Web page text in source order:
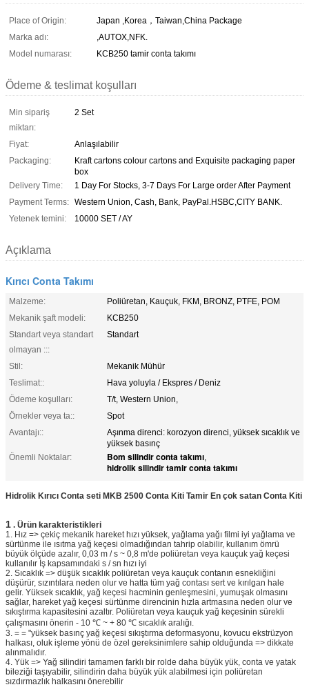
Place of Origin:
Japan ,Korea，Taiwan,China Package
Marka adı:
,AUTOX,NFK.
Model numarası:
KCB250 tamir conta takımı
Ödeme & teslimat koşulları
Min sipariş
miktarı:
2 Set
Fiyat:
Anlaşılabilir
Packaging:
Kraft cartons colour cartons and Exquisite packaging paper
box
Delivery Time:
1 Day For Stocks, 3-7 Days For Large order After Payment
Payment Terms: Western Union, Cash, Bank, PayPal.HSBC,CITY BANK.
Yetenek temini:
10000 SET / AY
Açıklama
Kırıcı Conta Takımı
Malzeme:
Poliüretan, Kauçuk, FKM, BRONZ, PTFE, POM
Mekanik şaft modeli:
KCB250
Standart veya standart
olmayan :::
Standart
Stil:
Mekanik Mühür
Teslimat::
Hava yoluyla / Ekspres / Deniz
Ödeme koşulları:
T/t, Western Union,
Örnekler veya ta::
Spot
Avantajı::
Aşınma direnci: korozyon direnci, yüksek sıcaklık ve
yüksek basınç
Önemli Noktalar:
Bom silindir conta takımı,
hidrolik silindir tamir conta takımı
Hidrolik Kırıcı Conta seti MKB 2500 Conta Kiti Tamir En çok satan Conta Kiti
1 . Ürün karakteristikleri
1. Hız => çekiç mekanik hareket hızı yüksek, yağlama yağı filmi iyi yağlama ve
sürtünme ile ısıtma yağ keçesi olmadığından tahrip olabilir, kullanım ömrü
büyük ölçüde azalır, 0,03 m / s ~ 0,8 m'de poliüretan veya kauçuk yağ keçesi
kullanılır İş kapsamındaki s / sn hızı iyi
2. Sıcaklık => düşük sıcaklık poliüretan veya kauçuk contanın esnekliğini
düşürür, sızıntılara neden olur ve hatta tüm yağ contası sert ve kırılgan hale
gelir. Yüksek sıcaklık, yağ keçesi hacminin genleşmesini, yumuşak olmasını
sağlar, hareket yağ keçesi sürtünme direncinin hızla artmasına neden olur ve
sıkıştırma kapasitesini azaltır. Poliüretan veya kauçuk yağ keçesinin sürekli
çalışmasını önerin - 10 ℃ ~ + 80 ℃ sıcaklık aralığı.
3. = = "yüksek basınç yağ keçesi sıkıştırma deformasyonu, kovucu ekstrüzyon
halkası, oluk işleme yönü de özel gereksinimlere sahip olduğunda => dikkate
alınmalıdır.
4. Yük => Yağ silindiri tamamen farklı bir rolde daha büyük yük, conta ve yatak
bileziği taşıyabilir, silindirin daha büyük yük alabilmesi için poliüretan
sızdırmazlık halkasını önerebilir